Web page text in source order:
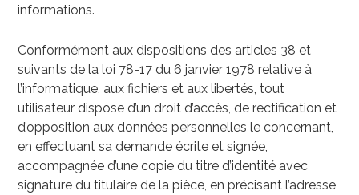
informations.
Conformément aux dispositions des articles 38 et
suivants de la loi 78-17 du 6 janvier 1978 relative à
l’informatique, aux fichiers et aux libertés, tout
utilisateur dispose d’un droit d’accès, de rectification et
d’opposition aux données personnelles le concernant,
en effectuant sa demande écrite et signée,
accompagnée d’une copie du titre d’identité avec
signature du titulaire de la pièce, en précisant l’adresse